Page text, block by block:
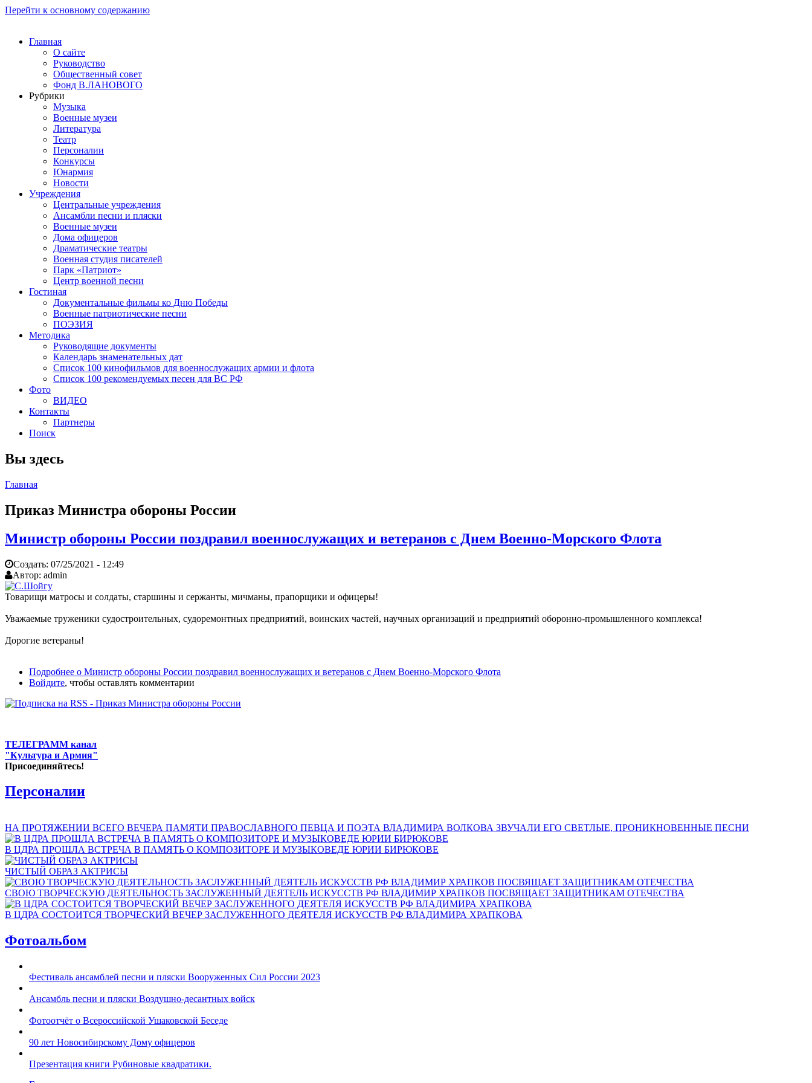
Перейти к основному содержанию
Главная
О сайте
Руководство
Общественный совет
Фонд В.ЛАНОВОГО
Рубрики
Музыка
Военные музеи
Литература
Театр
Персоналии
Конкурсы
Юнармия
Новости
Учреждения
Центральные учреждения
Ансамбли песни и пляски
Военные музеи
Дома офицеров
Драматические театры
Военная студия писателей
Парк «Патриот»
Центр военной песни
Гостиная
Документальные фильмы ко Дню Победы
Военные патриотические песни
ПОЭЗИЯ
Методика
Руководящие документы
Календарь знаменательных дат
Список 100 кинофильмов для военнослужащих армии и флота
Список 100 рекомендуемых песен для ВС РФ
Фото
ВИДЕО
Контакты
Партнеры
Поиск
Вы здесь
Главная
Приказ Министра обороны России
Министр обороны России поздравил военнослужащих и ветеранов с Днем Военно-Морского Флота
Создать: 07/25/2021 - 12:49
Автор: admin
Товарищи матросы и солдаты, старшины и сержанты, мичманы, прапорщики и офицеры!
Уважаемые труженики судостроительных, судоремонтных предприятий, воинских частей, научных организаций и предприятий оборонно-промышленного комплекса!
Дорогие ветераны!
Подробнее о Министр обороны России поздравил военнослужащих и ветеранов с Днем Военно-Морского Флота
Войдите, чтобы оставлять комментарии
ТЕЛЕГРАММ канал
"Культура и Армия"
Присоединяйтесь!
Персоналии
НА ПРОТЯЖЕНИИ ВСЕГО ВЕЧЕРА ПАМЯТИ ПРАВОСЛАВНОГО ПЕВЦА И ПОЭТА ВЛАДИМИРА ВОЛКОВА ЗВУЧАЛИ ЕГО СВЕТЛЫЕ, ПРОНИКНОВЕННЫЕ ПЕСНИ
В ЦДРА ПРОШЛА ВСТРЕЧА В ПАМЯТЬ О КОМПОЗИТОРЕ И МУЗЫКОВЕДЕ ЮРИИ БИРЮКОВЕ
ЧИСТЫЙ ОБРАЗ АКТРИСЫ
СВОЮ ТВОРЧЕСКУЮ ДЕЯТЕЛЬНОСТЬ ЗАСЛУЖЕННЫЙ ДЕЯТЕЛЬ ИСКУССТВ РФ ВЛАДИМИР ХРАПКОВ ПОСВЯЩАЕТ ЗАЩИТНИКАМ ОТЕЧЕСТВА
В ЦДРА СОСТОИТСЯ ТВОРЧЕСКИЙ ВЕЧЕР ЗАСЛУЖЕННОГО ДЕЯТЕЛЯ ИСКУССТВ РФ ВЛАДИМИРА ХРАПКОВА
Фотоальбом
Фестиваль ансамблей песни и пляски Вооруженных Сил России 2023
Ансамбль песни и пляски Воздушно-десантных войск
Фотоотчёт о Всероссийской Ушаковской Беседе
90 лет Новосибирскому Дому офицеров
Презентация книги Рубиновые квадратики.